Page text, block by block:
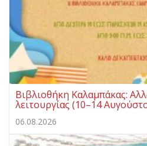
Βιβλιοθήκη Καλαμπάκας:
λειτουργίας (10–14
06.08.2026